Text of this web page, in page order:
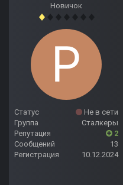
Новичок
Статус
Не в сети
Группа
Сталкеры
Репутация
2
Сообщений
13
Регистрация
10.12.2024